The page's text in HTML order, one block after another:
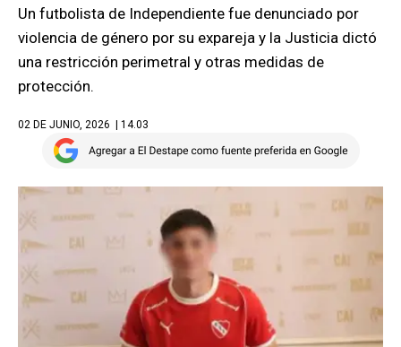
Un futbolista de Independiente fue denunciado por
violencia de género por su expareja y la Justicia dictó
una restricción perimetral y otras medidas de
protección.
02 DE JUNIO, 2026 | 14.03